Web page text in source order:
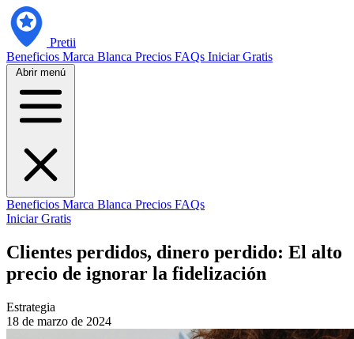
Pretii
Beneficios Marca Blanca Precios FAQs Iniciar Gratis
Abrir menú
Beneficios Marca Blanca Precios FAQs
Iniciar Gratis
Clientes perdidos, dinero perdido: El alto
precio de ignorar la fidelización
Estrategia
18 de marzo de 2024